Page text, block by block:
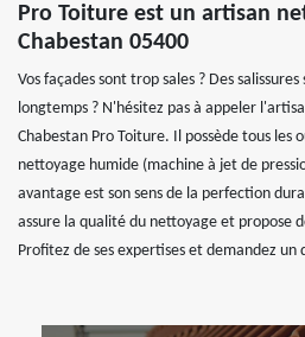
Pro Toiture est un artisan
Chabestan 05400
Vos façades sont trop sales ? Des
longtemps ? N'hésitez pas à appeler
Chabestan Pro Toiture. Il possède tous
nettoyage humide (machine à jet de
avantage est son sens de la perfection
assure la qualité du nettoyage et propose
Profitez de ses expertises et demandez un